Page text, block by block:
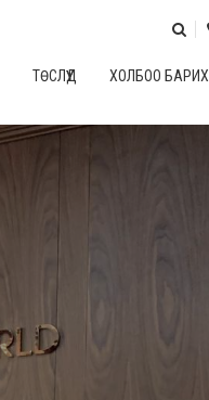
ТӨСЛҮҮД ХОЛБОО БАРИХ